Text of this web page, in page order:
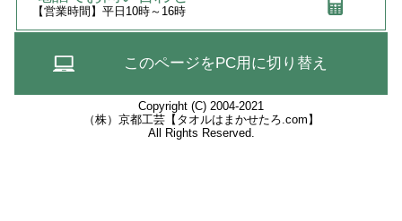
【営業時間】平日10時～16時
このページをPC用に切り替え
Copyright (C) 2004-2021
（株）京都工芸【タオルはまかせたろ.com】
All Rights Reserved.